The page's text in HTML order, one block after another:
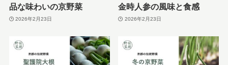
品な味わいの京野菜
2026年2月23日
金時人参の風味と食感
2026年2月23日